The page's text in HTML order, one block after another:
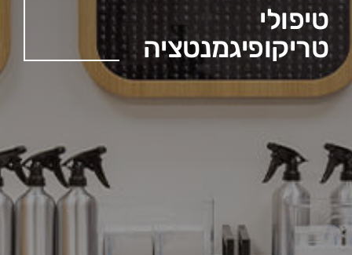
צור קשר
טיפולי
טריקופיגמנטציה